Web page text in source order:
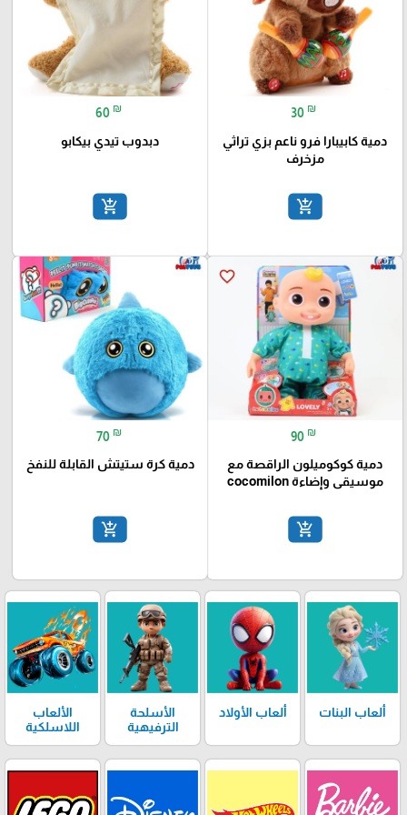
30 ₪
دمية كابيبارا فرو ناعم بزي تراثي
مزخرف
add_shopping_cart
60 ₪
دبدوب تيدي بيكابو
add_shopping_cart
favorite_border
90 ₪
دمية كوكوميلون الراقصة مع
موسيقى وإضاءة cocomilon
add_shopping_cart
favorite_border
70 ₪
دمية كرة ستيتش القابلة للنفخ
add_shopping_cart
ألعاب البنات ألعاب الأولاد
الأسلحة
الترفيهية
الألعاب
اللاسلكية